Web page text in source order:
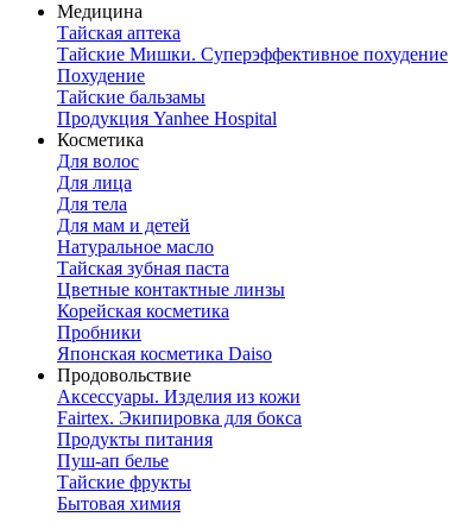
Медицина
Тайская аптека
Тайские Мишки. Суперэффективное похудение
Похудение
Тайские бальзамы
Продукция Yanhee Hospital
Косметика
Для волос
Для лица
Для тела
Для мам и детей
Натуральное масло
Тайская зубная паста
Цветные контактные линзы
Корейская косметика
Пробники
Японская косметика Daiso
Продовольствие
Аксессуары. Изделия из кожи
Fairtex. Экипировка для бокса
Продукты питания
Пуш-ап белье
Тайские фрукты
Бытовая химия